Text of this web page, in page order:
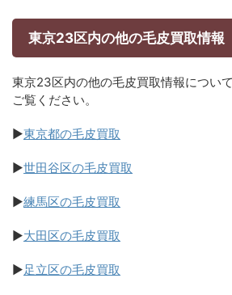
東京23区内の他の毛皮買取情報
東京23区内の他の毛皮買取情報につい
ご覧ください。
▶東京都の毛皮買取
▶世田谷区の毛皮買取
▶練馬区の毛皮買取
▶大田区の毛皮買取
▶足立区の毛皮買取